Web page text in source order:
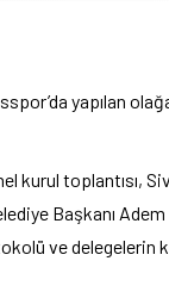
yapılan
kurul toplantısı,
Başkanı
ve delegelerin